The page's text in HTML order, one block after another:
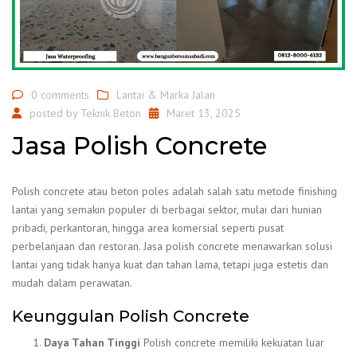
0 comments
Lantai & Marka Jalan
posted by Teknik Beton Maret 13, 2025
Jasa Polish Concrete
Polish concrete atau beton poles adalah salah satu metode finishing
lantai yang semakin populer di berbagai sektor, mulai dari hunian
pribadi, perkantoran, hingga area komersial seperti pusat
perbelanjaan dan restoran. Jasa polish concrete menawarkan solusi
lantai yang tidak hanya kuat dan tahan lama, tetapi juga estetis dan
mudah dalam perawatan.
Keunggulan Polish Concrete
Daya Tahan Tinggi Polish concrete memiliki kekuatan luar